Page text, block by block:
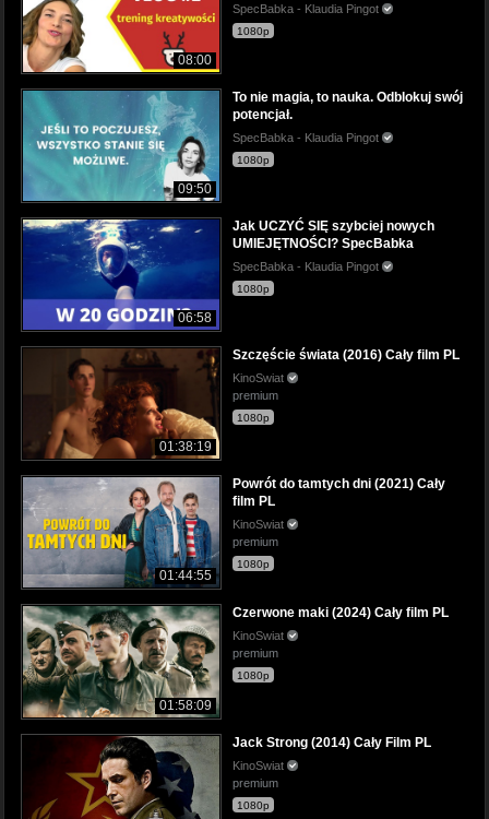
08:00
SpecBabka - Klaudia Pingot
1080p
09:50
To nie magia, to nauka. Odblokuj swój
potencjał.
SpecBabka - Klaudia Pingot
1080p
06:58
Jak UCZYĆ SIĘ szybciej nowych
UMIEJĘTNOŚCI? SpecBabka
SpecBabka - Klaudia Pingot
1080p
01:38:19
Szczęście świata (2016) Cały film PL
KinoSwiat
premium
1080p
01:44:55
Powrót do tamtych dni (2021) Cały
film PL
KinoSwiat
premium
1080p
01:58:09
Czerwone maki (2024) Cały film PL
KinoSwiat
premium
1080p
Jack Strong (2014) Cały Film PL
KinoSwiat
premium
1080p